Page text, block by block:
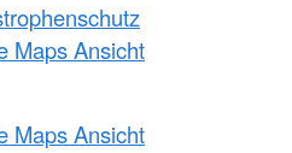
Maps Ansicht
Maps Ansicht